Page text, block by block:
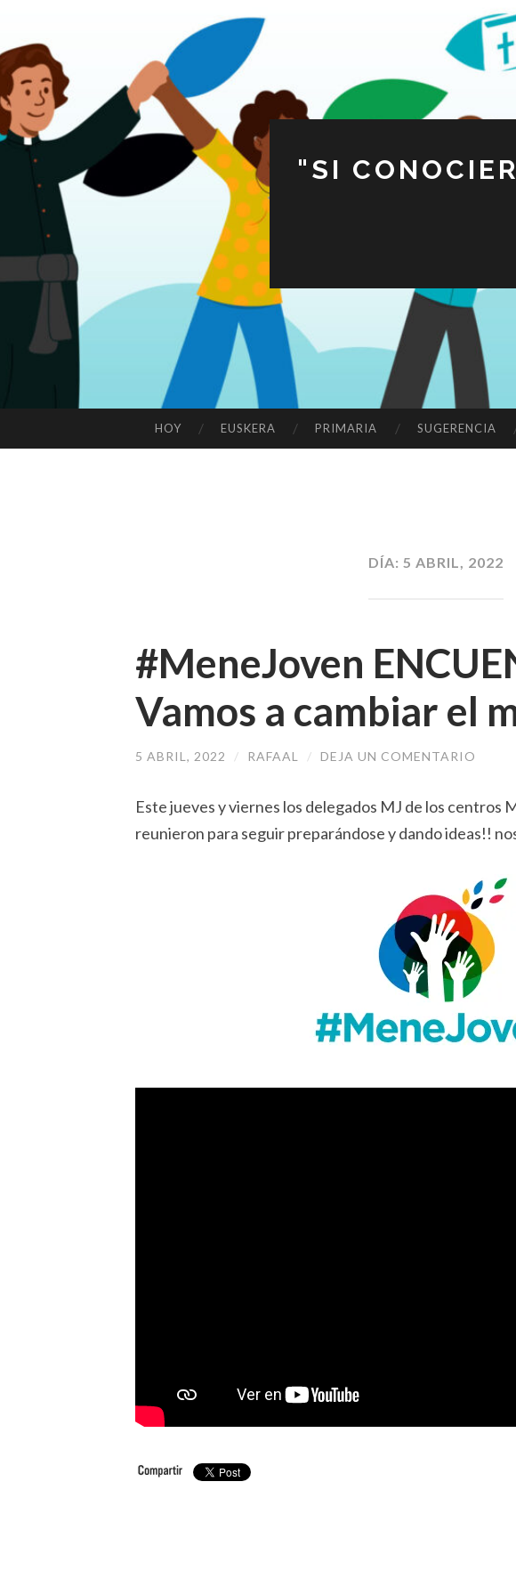
"SI
AL
HOY EUSKERA PRIMARIA SUGERENCIA
DÍA: 5 ABRIL, 2022
#MeneJoven
Vamos a cambiar el
5 ABRIL, 2022 / RAFAAL / DEJA UN COMENTARIO
Este jueves y viernes los delegados MJ de los centros
reunieron para seguir preparándose y dando ideas!!